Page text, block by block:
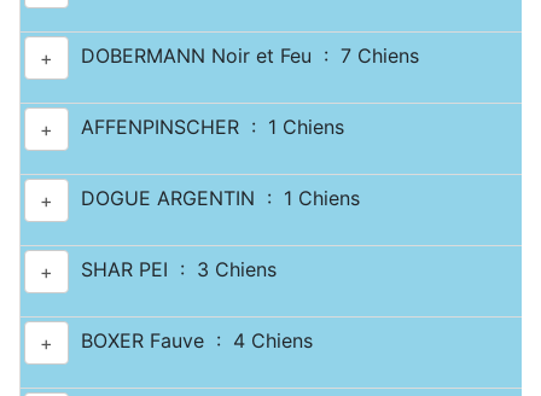
+ DOBERMANN Noir et Feu : 7 Chiens
+ AFFENPINSCHER : 1 Chiens
+ DOGUE ARGENTIN : 1 Chiens
+ SHAR PEI : 3 Chiens
+ BOXER Fauve : 4 Chiens